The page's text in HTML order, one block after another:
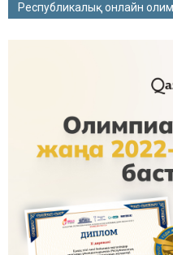
Республикалық онлайн